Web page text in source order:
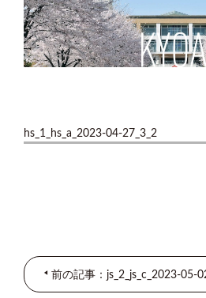
hs_1_hs_a_2023-04-27_3_2
前の記事：js_2_js_c_2023-05-